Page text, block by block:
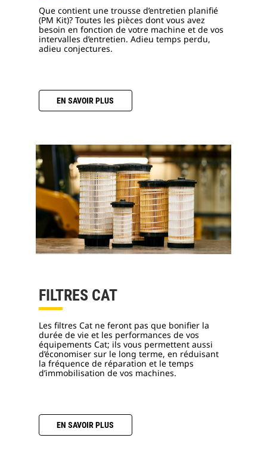
Que contient une trousse d’entretien planifié
(PM Kit)? Toutes les pièces dont vous avez
besoin en fonction de votre machine et de vos
intervalles d’entretien. Adieu temps perdu,
adieu conjectures.
EN SAVOIR PLUS
FILTRES CAT
Les filtres Cat ne feront pas que bonifier la
durée de vie et les performances de vos
équipements Cat; ils vous permettent aussi
d’économiser sur le long terme, en réduisant
la fréquence de réparation et le temps
d’immobilisation de vos machines.
EN SAVOIR PLUS